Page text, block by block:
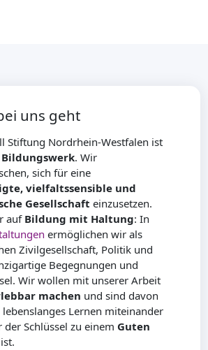
uns geht
Stiftung Nordrhein-Westfalen ist
. Wir
sich für eine
vielfaltssensible und
Gesellschaft einzusetzen.
auf Bildung mit Haltung: In
ermöglichen wir als
Zivilgesellschaft, Politik und
Begegnungen und
Wir wollen mit unserer Arbeit
machen und sind davon
lebenslanges Lernen miteinander
Schlüssel zu einem Guten
ist.